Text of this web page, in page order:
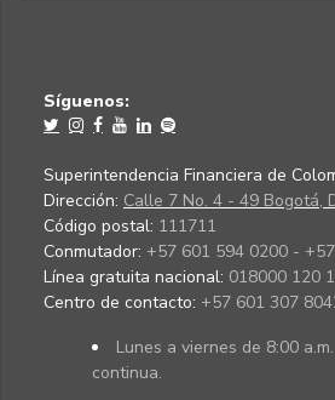
Síguenos:
Superintendencia Financiera de
Dirección: Calle 7 No. 4 - 49 Bogotá,
Código postal: 111711
Conmutador: +57 601 594 0200 -
Línea gratuita nacional: 018000 120
Centro de contacto: +57 601 307
Lunes a viernes de 8:00
continua.